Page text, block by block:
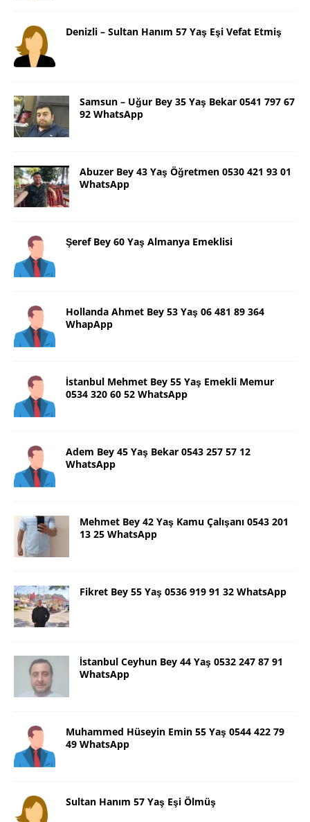
Denizli – Sultan Hanım 57 Yaş Eşi Vefat Etmiş
Samsun – Uğur Bey 35 Yaş Bekar 0541 797 67
92 WhatsApp
Abuzer Bey 43 Yaş Öğretmen 0530 421 93 01
WhatsApp
Şeref Bey 60 Yaş Almanya Emeklisi
Hollanda Ahmet Bey 53 Yaş 06 481 89 364
WhapApp
İstanbul Mehmet Bey 55 Yaş Emekli Memur
0534 320 60 52 WhatsApp
Adem Bey 45 Yaş Bekar 0543 257 57 12
WhatsApp
Mehmet Bey 42 Yaş Kamu Çalışanı 0543 201
13 25 WhatsApp
Fikret Bey 55 Yaş 0536 919 91 32 WhatsApp
İstanbul Ceyhun Bey 44 Yaş 0532 247 87 91
WhatsApp
Muhammed Hüseyin Emin 55 Yaş 0544 422 79
49 WhatsApp
Sultan Hanım 57 Yaş Eşi Ölmüş